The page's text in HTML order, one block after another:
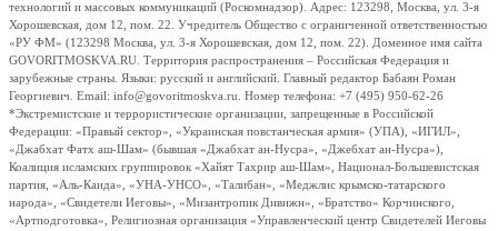
технологий и массовых коммуникаций (Роскомнадзор). Адрес: 123298, Москва, ул. 3-я
Хорошевская, дом 12, пом. 22. Учредитель Общество с ограниченной ответственностью
«РУ ФМ» (123298 Москва, ул. 3-я Хорошевская, дом 12, пом. 22). Доменное имя сайта
GOVORITMOSKVA.RU. Территория распространения – Российская Федерация и
зарубежные страны. Языки: русский и английский. Главный редактор Бабаян Роман
Георгиевич. Email: info@govoritmoskva.ru. Номер телефона: +7 (495) 950-62-26
*Экстремистские и террористические организации, запрещенные в Российской
Федерации: «Правый сектор», «Украинская повстанческая армия» (УПА), «ИГИЛ»,
«Джабхат Фатх аш-Шам» (бывшая «Джабхат ан-Нусра», «Джебхат ан-Нусра»),
Коалиция исламских группировок «Хайят Тахрир аш-Шам», Национал-Большевистская
партия, «Аль-Каида», «УНА-УНСО», «Талибан», «Меджлис крымско-татарского
народа», «Свидетели Иеговы», «Мизантропик Дивижн», «Братство» Корчинского,
«Артподготовка», Религиозная организация «Управленческий центр Свидетелей Иеговы